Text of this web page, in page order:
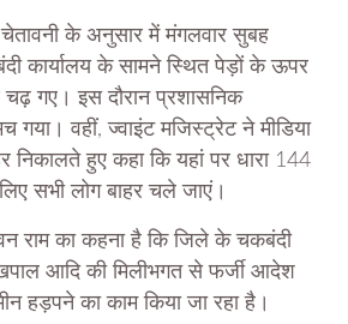
चेतावनी के अनुसार में मंगलवार सुबह
कार्यालय के सामने स्थित पेड़ों के ऊपर
गए। इस दौरान प्रशासनिक
गया। वहीं, ज्वाइंट मजिस्ट्रेट ने मीडिया
निकालते हुए कहा कि यहां पर धारा 144
सभी लोग बाहर चले जाएं।
राम का कहना है कि जिले के चकबंदी
आदि की मिलीभगत से फर्जी आदेश
हड़पने का काम किया जा रहा है।